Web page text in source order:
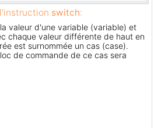
switch:
valeur d'une variable (variable) et
chaque valeur différente de haut en
est surnommée un cas (case).
de commande de ce cas sera